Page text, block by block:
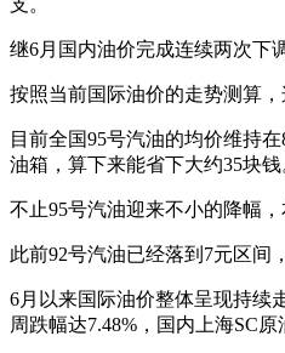
继6月国内油价完成连续两次下
按照当前国际油价的走势测算
目前全国95号汽油的均价维持
油箱，算下来能省下大约35块钱
不止95号汽油迎来不小的降幅
此前92号汽油已经落到7元区间
6月以来国际油价整体呈现持续
周跌幅达7.48%，国内上海SC